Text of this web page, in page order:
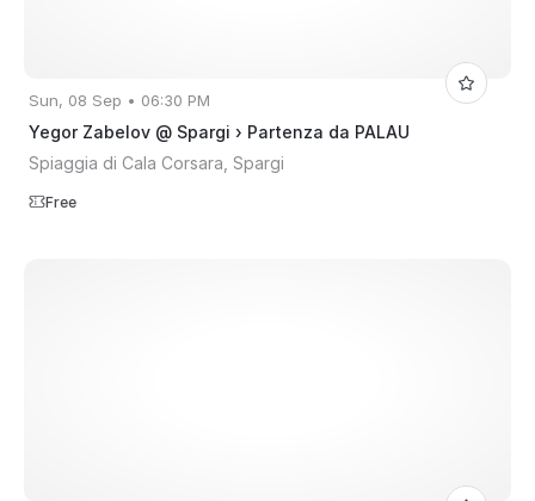
Sun, 08 Sep • 06:30 PM
Yegor Zabelov @ Spargi › Partenza da PALAU
Spiaggia di Cala Corsara, Spargi
Free